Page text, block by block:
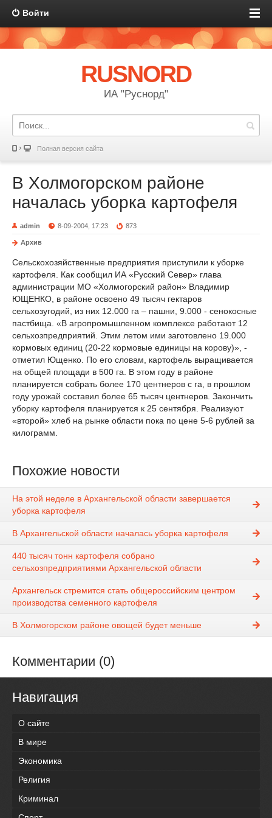
Войти
RUSNORD
ИА "Руснорд"
Полная версия сайта
В Холмогорском районе
началась уборка картофеля
admin 8-09-2004, 17:23 873
Архив
Сельскохозяйственные предприятия приступили к уборке
картофеля. Как сообщил ИА «Русский Север» глава
администрации МО «Холмогорский район» Владимир
ЮЩЕНКО, в районе освоено 49 тысяч гектаров
сельхозугодий, из них 12.000 га – пашни, 9.000 - сенокосные
пастбища. «В агропромышленном комплексе работают 12
сельхозпредприятий. Этим летом ими заготовлено 19.000
кормовых единиц (20-22 кормовые единицы на корову)», -
отметил Ющенко. По его словам, картофель выращивается
на общей площади в 500 га. В этом году в районе
планируется собрать более 170 центнеров с га, в прошлом
году урожай составил более 65 тысяч центнеров. Закончить
уборку картофеля планируется к 25 сентября. Реализуют
«второй» хлеб на рынке области пока по цене 5-6 рублей за
килограмм.
Похожие новости
На этой неделе в Архангельской области завершается
уборка картофеля
В Архангельской области началась уборка картофеля
440 тысяч тонн картофеля собрано
сельхозпредприятиями Архангельской области
Архангельск стремится стать общероссийским центром
производства семенного картофеля
В Холмогорском районе овощей будет меньше
Комментарии (0)
Навигация
О сайте
В мире
Экономика
Религия
Криминал